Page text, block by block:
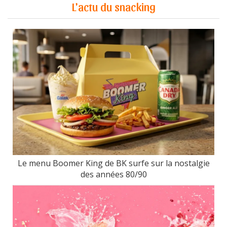
L'actu du snacking
Le menu Boomer King de BK surfe sur la nostalgie
des années 80/90